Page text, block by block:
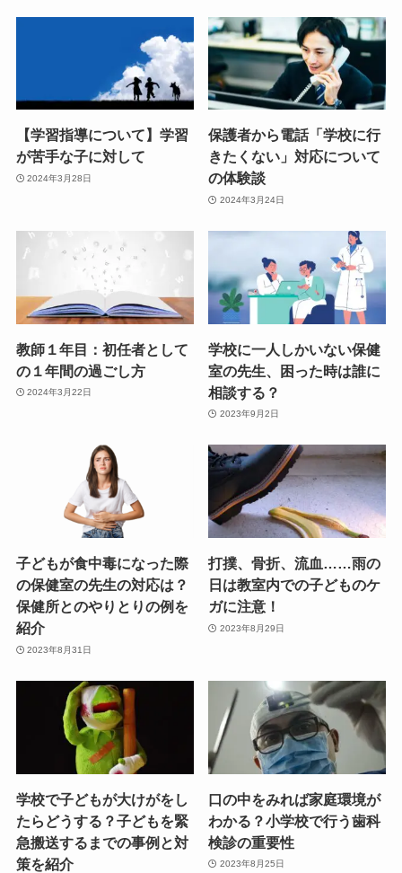
【学習指導について】学習
が苦手な子に対して
2024年3月28日
保護者から電話「学校に行
きたくない」対応について
の体験談
2024年3月24日
教師１年目：初任者として
の１年間の過ごし方
2024年3月22日
学校に一人しかいない保健
室の先生、困った時は誰に
相談する？
2023年9月2日
子どもが食中毒になった際
の保健室の先生の対応は？
保健所とのやりとりの例を
紹介
2023年8月31日
打撲、骨折、流血……雨の
日は教室内での子どものケ
ガに注意！
2023年8月29日
学校で子どもが大けがをし
たらどうする？子どもを緊
急搬送するまでの事例と対
策を紹介
口の中をみれば家庭環境が
わかる？小学校で行う歯科
検診の重要性
2023年8月25日